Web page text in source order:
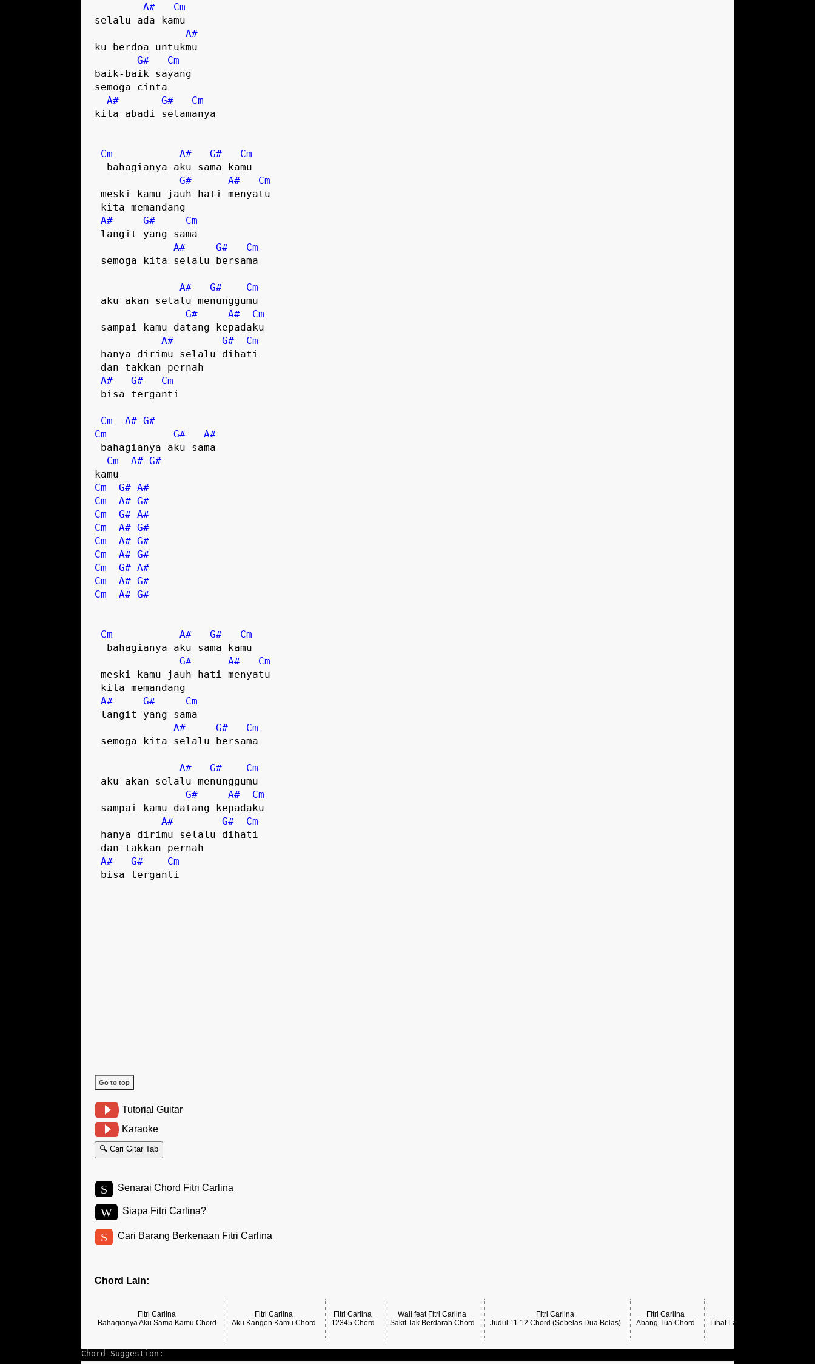
A#
Cm
selalu ada kamu
A#
ku berdoa untukmu
G#
Cm
baik-baik sayang
semoga cinta
A#
G#
Cm
kita abadi selamanya
Cm A# G#
Cm
G#
A#
Cm
A#
G#
Cm
A#
G#
Cm
A# G#
Cm
G#
A#
Cm
A#
G#
Cm
A#
G#
Cm
Cm A# G#
Cm
G#
A#
Cm
A# G#
Cm
G# A#
Cm
A# G#
Cm
G# A#
Cm
A# G#
Cm
A# G#
Cm
A# G#
Cm
G# A#
Cm
A# G#
Cm
A# G#
Cm A# G#
Cm
G#
A#
Cm
A#
G#
Cm
A#
G#
Cm
A# G#
Cm
G#
A#
Cm
A#
G#
Cm
A#
G#
Cm
Go to top
Tutorial Guitar
Karaoke
🔍 Cari Gitar Tab
S Senarai Chord Fitri Carlina
W Siapa Fitri Carlina?
S Cari Barang Berkenaan Fitri Carlina
Chord Lain:
Fitri Carlina
Bahagianya Aku Sama Kamu Chord
Fitri Carlina
Aku Kangen Kamu Chord
Fitri Carlina
12345 Chord
Wali feat Fitri Carlina
Sakit Tak Berdarah Chord
Fitri Carlina
Judul 11 12 Chord (Sebelas Dua Belas)
Fitri Carlina
Abang Tua Chord
Lihat Lagi Chord Fitri Carlina →
Chord Suggestion: